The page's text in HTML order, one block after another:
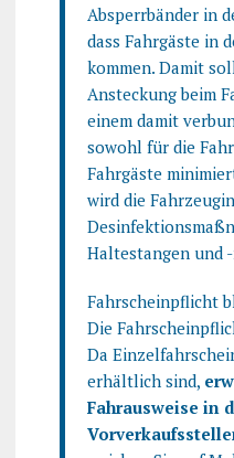
Absperrbänder in
dass Fahrgäste in
kommen. Damit
Ansteckung beim
einem damit
sowohl für die
Fahrgäste
wird die
Haltestangen und
Fahrscheinpflicht
Die
Da
erhältlich sind,
Fahrausweise in